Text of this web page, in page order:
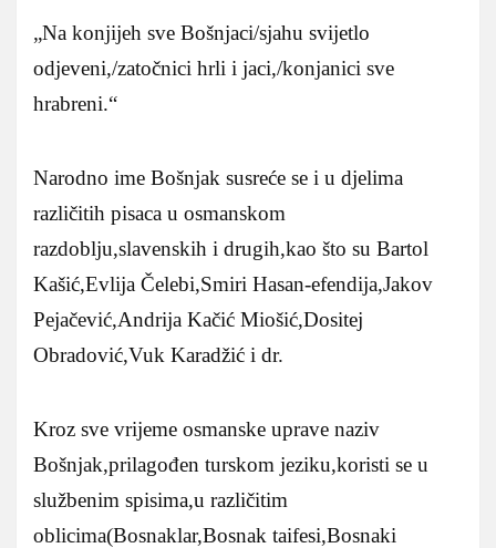
„Na konjijeh sve Bošnjaci/sjahu svijetlo
odjeveni,/zatočnici hrli i jaci,/konjanici sve
hrabreni.“
Narodno ime Bošnjak susreće se i u djelima
različitih pisaca u osmanskom
razdoblju,slavenskih i drugih,kao što su Bartol
Kašić,Evlija Čelebi,Smiri Hasan-efendija,Jakov
Pejačević,Andrija Kačić Miošić,Dositej
Obradović,Vuk Karadžić i dr.
Kroz sve vrijeme osmanske uprave naziv
Bošnjak,prilagođen turskom jeziku,koristi se u
službenim spisima,u različitim
oblicima(Bosnaklar,Bosnak taifesi,Bosnaki